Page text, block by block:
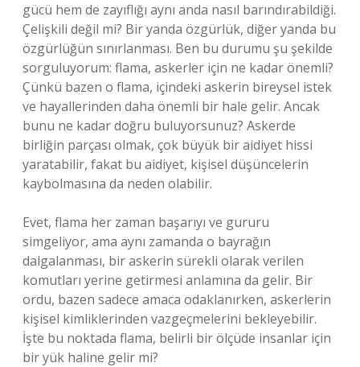
gücü hem de zayıflığı aynı anda nasıl barındırabildiği.
Çelişkili değil mi? Bir yanda özgürlük, diğer yanda bu
özgürlüğün sınırlanması. Ben bu durumu şu şekilde
sorguluyorum: flama, askerler için ne kadar önemli?
Çünkü bazen o flama, içindeki askerin bireysel istek
ve hayallerinden daha önemli bir hale gelir. Ancak
bunu ne kadar doğru buluyorsunuz? Askerde
birliğin parçası olmak, çok büyük bir aidiyet hissi
yaratabilir, fakat bu aidiyet, kişisel düşüncelerin
kaybolmasına da neden olabilir.
Evet, flama her zaman başarıyı ve gururu
simgeliyor, ama aynı zamanda o bayrağın
dalgalanması, bir askerin sürekli olarak verilen
komutları yerine getirmesi anlamına da gelir. Bir
ordu, bazen sadece amaca odaklanırken, askerlerin
kişisel kimliklerinden vazgeçmelerini bekleyebilir.
İşte bu noktada flama, belirli bir ölçüde insanlar için
bir yük haline gelir mi?